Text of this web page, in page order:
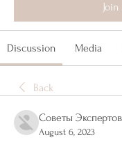
Join
Discussion Media
Back
Советы Экспертов
August 6, 2023